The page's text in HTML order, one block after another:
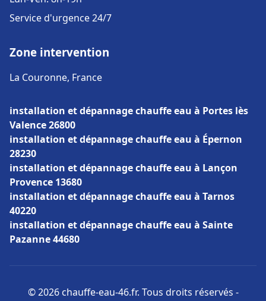
Service d'urgence 24/7
Zone intervention
La Couronne, France
installation et dépannage chauffe eau à Portes lès
Valence 26800
installation et dépannage chauffe eau à Épernon
28230
installation et dépannage chauffe eau à Lançon
Provence 13680
installation et dépannage chauffe eau à Tarnos
40220
installation et dépannage chauffe eau à Sainte
Pazanne 44680
© 2026 chauffe-eau-46.fr. Tous droits réservés -